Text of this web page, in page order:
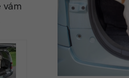
vám